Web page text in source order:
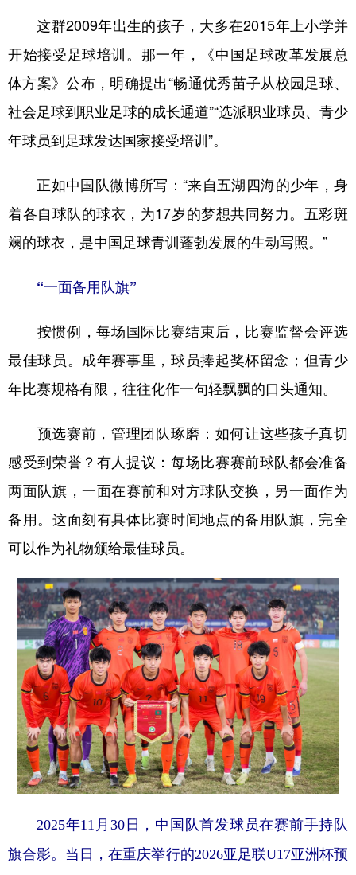
这群2009年出生的孩子，大多在2015年上小学并
开始接受足球培训。那一年，《中国足球改革发展总
体方案》公布，明确提出“畅通优秀苗子从校园足球、
社会足球到职业足球的成长通道”“选派职业球员、青少
年球员到足球发达国家接受培训”。
正如中国队微博所写：“来自五湖四海的少年，身
着各自球队的球衣，为17岁的梦想共同努力。五彩斑
斓的球衣，是中国足球青训蓬勃发展的生动写照。”
“一面备用队旗”
按惯例，每场国际比赛结束后，比赛监督会评选
最佳球员。成年赛事里，球员捧起奖杯留念；但青少
年比赛规格有限，往往化作一句轻飘飘的口头通知。
预选赛前，管理团队琢磨：如何让这些孩子真切
感受到荣誉？有人提议：每场比赛赛前球队都会准备
两面队旗，一面在赛前和对方球队交换，另一面作为
备用。这面刻有具体比赛时间地点的备用队旗，完全
可以作为礼物颁给最佳球员。
2025年11月30日，中国队首发球员在赛前手持队
旗合影。当日，在重庆举行的2026亚足联U17亚洲杯预